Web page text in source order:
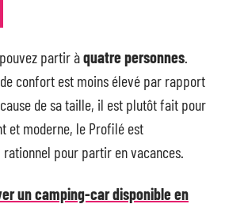
partir àquatre personnes.
confort est moins élevé par rapport
de sa taille, il est plutôt fait pour
et moderne, le Profilé est
pour partir en vacances.
un camping-car disponible en